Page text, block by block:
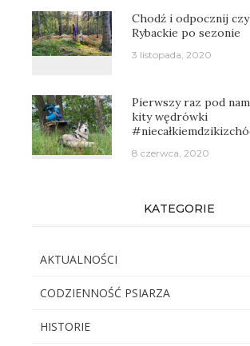
Chodź i odpocznij
Rybackie po sezonie
3 listopada, 2020
Pierwszy raz pod
kity wędrówki
8 czerwca, 2020
KATEGORIE
AKTUALNOŚCI
CODZIENNOŚĆ PSIARZA
HISTORIE